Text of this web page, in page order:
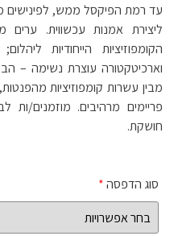
עד רמת הפיקסל ממש, לפינישים
ליצירת אמנות עכשווית.
הקומפוזיציות הייחודיות
וארכיטקטורה עוצרת נשימה –
מבין עשרות קומפוזיציות
פריימים מרהיבים. מוזמנים/ות
חושקת.
סוג הדפסה*